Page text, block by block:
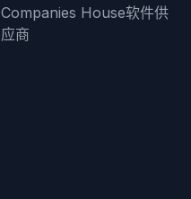
Companies House软件供
应商